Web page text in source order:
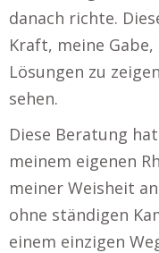
danach richte.
Kraft, meine
Lösungen zu
sehen.
Diese Beratung
meinem eigenen
meiner Weisheit
ohne ständigen
einem einzigen